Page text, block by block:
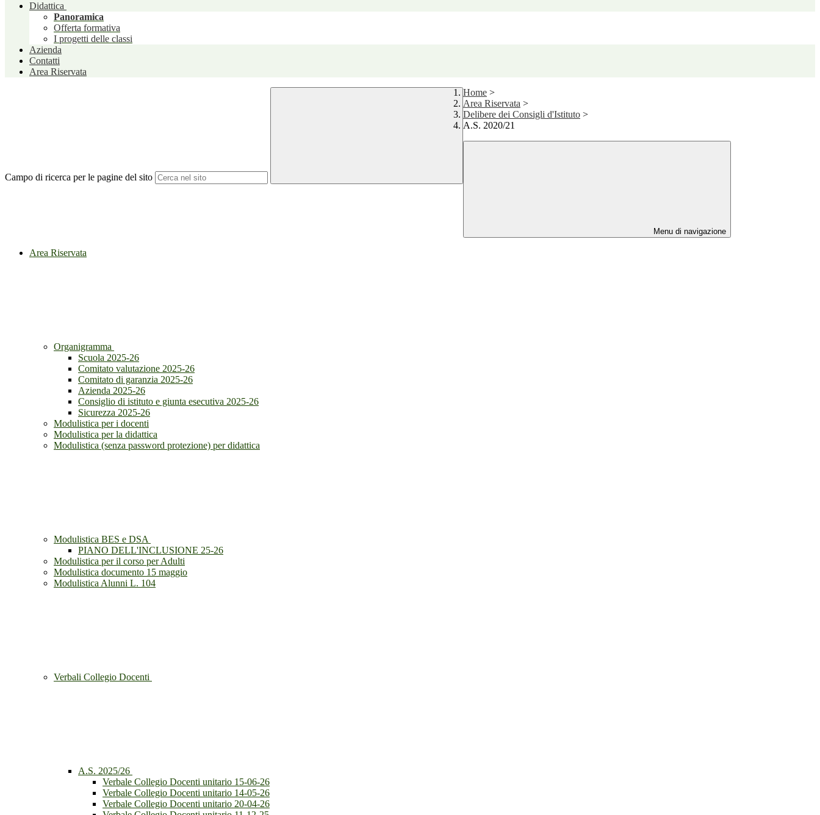
Didattica
Panoramica
Offerta formativa
I progetti delle classi
Azienda
Contatti
Area Riservata
Campo di ricerca per le pagine del sito
Home >
Area Riservata >
Delibere dei Consigli d'Istituto >
A.S. 2020/21
Menu di navigazione
Area Riservata
Organigramma
Scuola 2025-26
Comitato valutazione 2025-26
Comitato di garanzia 2025-26
Azienda 2025-26
Consiglio di istituto e giunta esecutiva 2025-26
Sicurezza 2025-26
Modulistica per i docenti
Modulistica per la didattica
Modulistica (senza password protezione) per didattica
Modulistica BES e DSA
PIANO DELL'INCLUSIONE 25-26
Modulistica per il corso per Adulti
Modulistica documento 15 maggio
Modulistica Alunni L. 104
Verbali Collegio Docenti
A.S. 2025/26
Verbale Collegio Docenti unitario 15-06-26
Verbale Collegio Docenti unitario 14-05-26
Verbale Collegio Docenti unitario 20-04-26